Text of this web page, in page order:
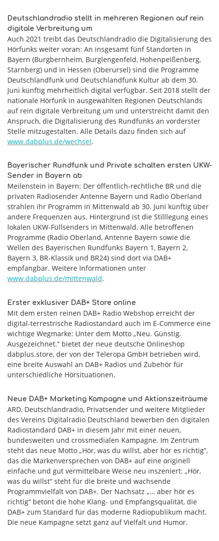
Deutschlandradio stellt in mehreren Regionen auf rein
digitale Verbreitung um
Auch 2021 treibt das Deutschlandradio die Digitalisierung des
Hörfunks weiter voran: An insgesamt fünf Standorten in
Bayern (Burgbernheim, Burglengenfeld, Hohenpeißenberg,
Starnberg) und in Hessen (Oberursel) sind die Programme
Deutschlandfunk und Deutschlandfunk Kultur ab dem 30.
Juni künftig mehrheitlich digital verfügbar. Seit 2018 stellt der
nationale Hörfunk in ausgewählten Regionen Deutschlands
auf rein digitale Verbreitung um und unterstreicht damit den
Anspruch, die Digitalisierung des Rundfunks an vorderster
Stelle mitzugestalten. Alle Details dazu finden sich auf
www.dabplus.de/wechsel.
Bayerischer Rundfunk und Private schalten ersten UKW-
Sender in Bayern ab
Meilenstein in Bayern: Der öffentlich-rechtliche BR und die
privaten Radiosender Antenne Bayern und Radio Oberland
strahlen ihr Programm in Mittenwald ab 30. Juni künftig über
andere Frequenzen aus. Hintergrund ist die Stilllegung eines
lokalen UKW-Füllsenders in Mittenwald. Alle betroffenen
Programme (Radio Oberland, Antenne Bayern sowie die
Wellen des Bayerischen Rundfunks Bayern 1, Bayern 2,
Bayern 3, BR-Klassik und BR24) sind dort via DAB+
empfangbar. Weitere Informationen unter
www.dabplus.de/mittenwald.
Erster exklusiver DAB+ Store online
Mit dem ersten reinen DAB+ Radio Webshop erreicht der
digital-terrestrische Radiostandard auch im E-Commerce eine
wichtige Wegmarke: Unter dem Motto „Neu. Günstig.
Ausgezeichnet.“ bietet der neue deutsche Onlineshop
dabplus.store, der von der Teleropa GmbH betrieben wird,
eine breite Auswahl an DAB+ Radios und Zubehör für
unterschiedliche Hörsituationen.
Neue DAB+ Marketing Kampagne und Aktionszeiträume
ARD, Deutschlandradio, Privatsender und weitere Mitglieder
des Vereins Digitalradio Deutschland bewerben den digitalen
Radiostandard DAB+ in diesem Jahr mit einer neuen,
bundesweiten und crossmedialen Kampagne. Im Zentrum
steht das neue Motto „Hör, was du willst, aber hör es richtig“,
das die Markenversprechen von DAB+ auf eine originell
einfache und gut vermittelbare Weise neu inszeniert: „Hör,
was du willst“ steht für die breite und wachsende
Programmvielfalt von DAB+. Der Nachsatz „… aber hör es
richtig“ betont die hohe Klang- und Empfangsqualität, die
DAB+ zum Standard für das moderne Radiopublikum macht.
Die neue Kampagne setzt ganz auf Vielfalt und Humor.